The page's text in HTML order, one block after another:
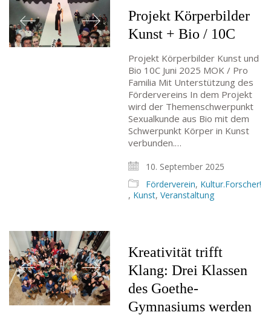
Projekt Körperbilder
Kunst + Bio / 10C
Projekt Körperbilder Kunst und
Bio 10C Juni 2025 MOK / Pro
Familia Mit Unterstützung des
Fördervereins In dem Projekt
wird der Themenschwerpunkt
Sexualkunde aus Bio mit dem
Schwerpunkt Körper in Kunst
verbunden.…
10. September 2025
Förderverein, Kultur.Forscher!
, Kunst,Veranstaltung
Kreativität trifft
Klang: Drei Klassen
des Goethe-
Gymnasiums werden